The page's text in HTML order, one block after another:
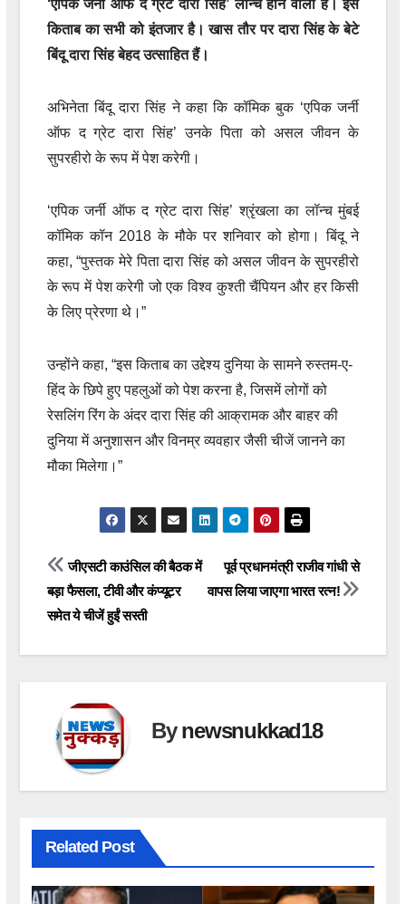
‘एपिक जर्नी ऑफ द ग्रेट दारा सिंह’ लॉन्च होने वाली है। इस
किताब का सभी को इंतजार है। खास तौर पर दारा सिंह के बेटे
बिंदू दारा सिंह बेहद उत्साहित हैं।
अभिनेता बिंदू दारा सिंह ने कहा कि कॉमिक बुक ‘एपिक जर्नी
ऑफ द ग्रेट दारा सिंह’ उनके पिता को असल जीवन के
सुपरहीरो के रूप में पेश करेगी।
‘एपिक जर्नी ऑफ द ग्रेट दारा सिंह’ श्रृंखला का लॉन्च मुंबई
कॉमिक कॉन 2018 के मौके पर शनिवार को होगा। बिंदू ने
कहा, “पुस्तक मेरे पिता दारा सिंह को असल जीवन के सुपरहीरो
के रूप में पेश करेगी जो एक विश्व कुश्ती चैंपियन और हर किसी
के लिए प्रेरणा थे।”
उन्होंने कहा, “इस किताब का उद्देश्य दुनिया के सामने रुस्तम-ए-
हिंद के छिपे हुए पहलुओं को पेश करना है, जिसमें लोगों को
रेसलिंग रिंग के अंदर दारा सिंह की आक्रामक और बाहर की
दुनिया में अनुशासन और विनम्र व्यवहार जैसी चीजें जानने का
मौका मिलेगा।”
Post
navigation
पूर्व प्रधानमंत्री राजीव गांधी से
वापस लिया जाएगा भारत रत्न!
जीएसटी काउंसिल की बैठक में
बड़ा फैसला, टीवी और कंप्यूटर
समेत ये चीजें हुईं सस्ती
Bynewsnukkad18
Related Post